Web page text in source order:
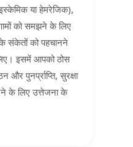
या हेमरेजिक),
को समझने के लिए
संकेतों को पहचानने
इसमें आपको ठोस
पुनर्प्राप्ति, सुरक्षा
के लिए उत्तेजना के